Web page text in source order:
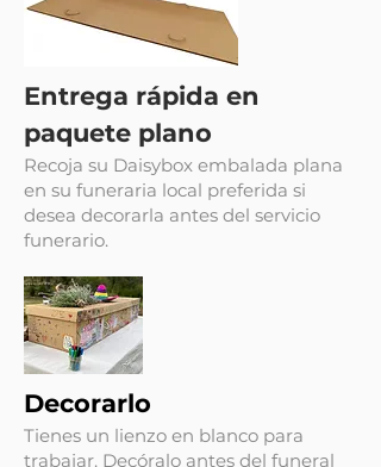
Entrega rápida en
paquete plano
Recoja su Daisybox embalada plana
en su funeraria local preferida si
desea decorarla antes del servicio
funerario.
Decorarlo
Tienes un lienzo en blanco para
trabajar. Decóralo antes del funeral